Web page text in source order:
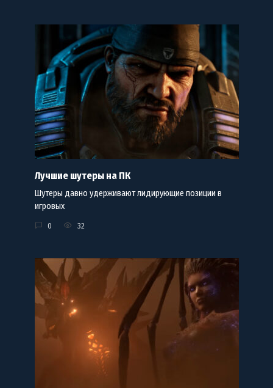
Лучшие шутеры на ПК
Шутеры давно удерживают лидирующие позиции в
игровых
0 32